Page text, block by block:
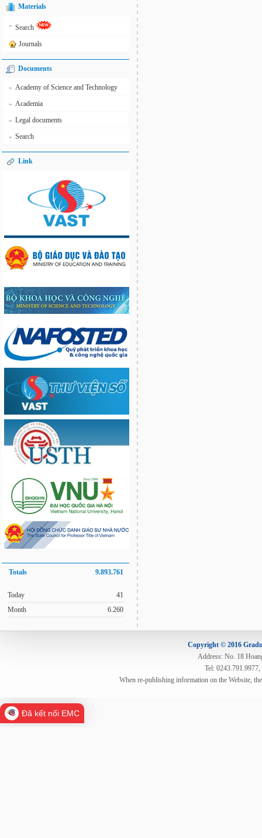
Materials
» Search
Journals
Documents
» Academy of Science and Technology
» Academia
» Legal documents
» Search
Link
Totals 9.893.761
Today
Month
41
6.260
Copyright © 2016
Address: No. 18
Tel:
When re-publishing information on the Website,
Đã kết nối EMC